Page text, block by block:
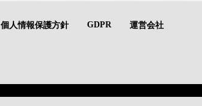
個人情報保護方針 GDPR 運営会社